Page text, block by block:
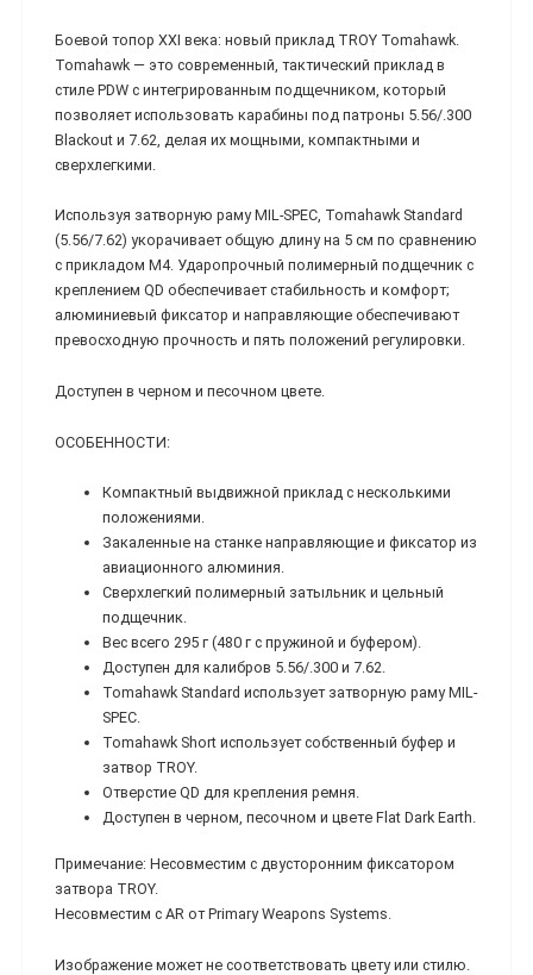
Боевой топор XXI века: новый приклад TROY Tomahawk.
Tomahawk — это современный, тактический приклад в
стиле PDW с интегрированным подщечником, который
позволяет использовать карабины под патроны 5.56/.300
Blackout и 7.62, делая их мощными, компактными и
сверхлегкими.
Используя затворную раму MIL-SPEC, Tomahawk Standard
(5.56/7.62) укорачивает общую длину на 5 см по сравнению
с прикладом M4. Ударопрочный полимерный подщечник с
креплением QD обеспечивает стабильность и комфорт;
алюминиевый фиксатор и направляющие обеспечивают
превосходную прочность и пять положений регулировки.
Доступен в черном и песочном цвете.
ОСОБЕННОСТИ:
Компактный выдвижной приклад с несколькими
положениями.
Закаленные на станке направляющие и фиксатор из
авиационного алюминия.
Сверхлегкий полимерный затыльник и цельный
подщечник.
Вес всего 295 г (480 г с пружиной и буфером).
Доступен для калибров 5.56/.300 и 7.62.
Tomahawk Standard использует затворную раму MIL-
SPEC.
Tomahawk Short использует собственный буфер и
затвор TROY.
Отверстие QD для крепления ремня.
Доступен в черном, песочном и цвете Flat Dark Earth.
Примечание: Несовместим с двусторонним фиксатором
затвора TROY.
Несовместим с AR от Primary Weapons Systems.
Изображение может не соответствовать цвету или стилю.